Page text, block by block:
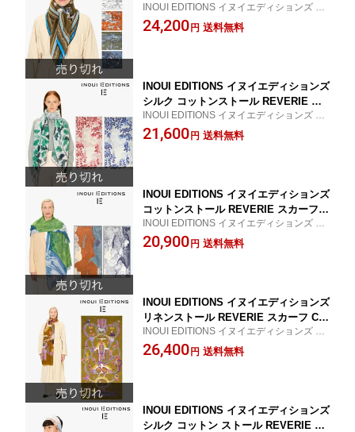
COTTON inouitoosh イヌイトゥーシュ
春夏 2025SS プレゼント ギフト 母の日
INOUI EDITIONS イヌイエディションズ 20
25SS コットンストール
24,200 円 送料無料
INOUI EDITIONS イヌイエディションズ
シルク コットンストール REVERIE ス
カーフ SILK COTTON inouitoosh イヌ
イトゥーシュET171REV10 春夏 2025S
INOUI EDITIONS イヌイエディションズ 20
25SSストール
21,600 円 送料無料
INOUI EDITIONS イヌイエディションズ
コットンストール REVERIE スカーフ C
OTTON inouitoosh イヌイトゥーシュE
T171REV10 春夏 2025SS プレゼント ギ
INOUI EDITIONS イヌイエディションズ 20
25SS1コットンストール
20,900 円 送料無料
INOUI EDITIONS イヌイエディションズ
リネンストール REVERIE スカーフ CO
TTON inouitoosh イヌイトゥーシュ 春
夏 2025SS プレゼント ギフト 母の日 E
INOUI EDITIONS イヌイエディションズ 20
25SS リネンストール
26,400 円 送料無料
INOUI EDITIONS イヌイエディションズ
シルク コットン ストール REVERIE ス